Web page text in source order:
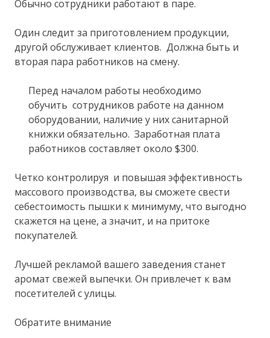
Обычно сотрудники работают в паре.
Один следит за приготовлением продукции,
другой обслуживает клиентов. Должна быть и
вторая пара работников на смену.
Перед началом работы необходимо
обучить сотрудников работе на данном
оборудовании, наличие у них санитарной
книжки обязательно. Заработная плата
работников составляет около $300.
Четко контролируя и повышая эффективность
массового производства, вы сможете свести
себестоимость пышки к минимуму, что выгодно
скажется на цене, а значит, и на притоке
покупателей.
Лучшей рекламой вашего заведения станет
аромат свежей выпечки. Он привлечет к вам
посетителей с улицы.
Обратите внимание